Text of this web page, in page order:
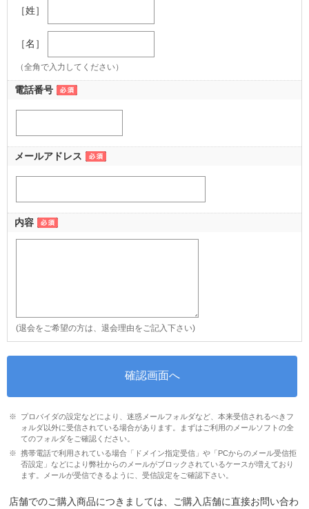
［姓］
［名］
（全角で入力してください）
電話番号
メールアドレス
内容
(退会をご希望の方は、退会理由をご記入下さい)
プロバイダの設定などにより、迷惑メールフォルダなど、本来受信されるべきフ
ォルダ以外に受信されている場合があります。まずはご利用のメールソフトの全
てのフォルダをご確認ください。
携帯電話で利用されている場合「ドメイン指定受信」や「PCからのメール受信拒
否設定」などにより弊社からのメールがブロックされているケースが増えており
ます。メールが受信できるように、受信設定をご確認下さい。
店舗でのご購入商品につきましては、ご購入店舗に直接お問い合わ